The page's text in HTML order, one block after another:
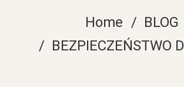
Home
BLOG
BEZPIECZEŃSTWO